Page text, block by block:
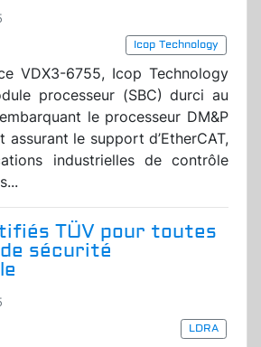
Icop Technology
VDX3-6755, Icop Technology
processeur (SBC) durci au
le processeur DM&P
le support d’EtherCAT,
industrielles de contrôle
TÜV pour toutes
sécurité
LDRA